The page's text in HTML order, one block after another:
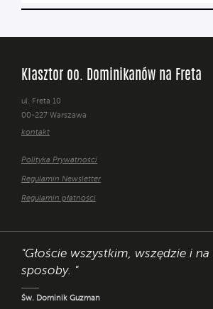
Klasztor oo. Dominikanów na Freta
ul. Freta 10
00-227 Warszawa
kontakt
Polityka Prywatności
Regulamin Newsletter
Regulamin płatności
"Głoście wszystkim, wszędzie i
sposoby. "
Św. Dominik Guzman